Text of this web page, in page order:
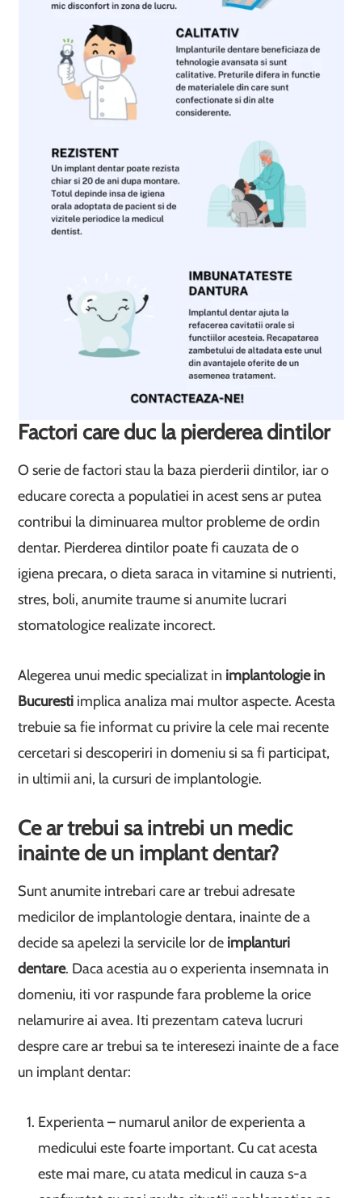
Factori care duc la pierderea dintilor
O serie de factori stau la baza pierderii dintilor, iar o
educare corecta a populatiei in acest sens ar putea
contribui la diminuarea multor probleme de ordin
dentar. Pierderea dintilor poate fi cauzata de o
igiena precara, o dieta saraca in vitamine si nutrienti,
stres, boli, anumite traume si anumite lucrari
stomatologice realizate incorect.
Alegerea unui medic specializat in implantologie in
Bucuresti implica analiza mai multor aspecte. Acesta
trebuie sa fie informat cu privire la cele mai recente
cercetari si descoperiri in domeniu si sa fi participat,
in ultimii ani, la cursuri de implantologie.
Ce ar trebui sa intrebi un medic
inainte de un implant dentar?
Sunt anumite intrebari care ar trebui adresate
medicilor de implantologie dentara, inainte de a
decide sa apelezi la servicile lor de implanturi
dentare. Daca acestia au o experienta insemnata in
domeniu, iti vor raspunde fara probleme la orice
nelamurire ai avea. Iti prezentam cateva lucruri
despre care ar trebui sa te interesezi inainte de a face
un implant dentar:
Experienta – numarul anilor de experienta a
medicului este foarte important. Cu cat acesta
este mai mare, cu atata medicul in cauza s-a